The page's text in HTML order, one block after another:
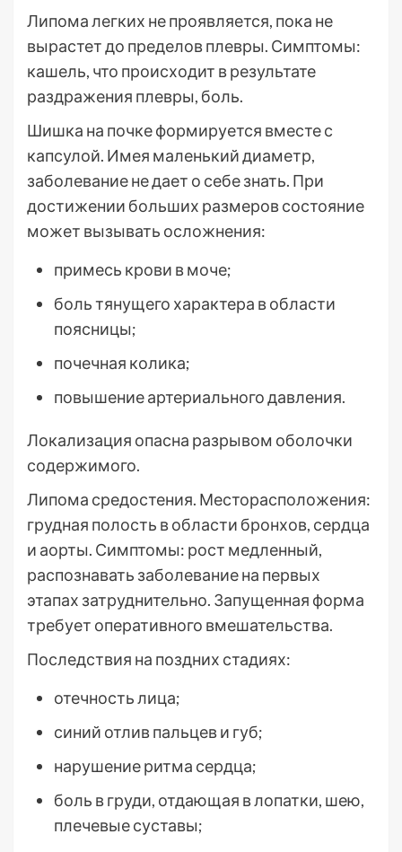
Липома легких не проявляется, пока не
вырастет до пределов плевры. Симптомы:
кашель, что происходит в результате
раздражения плевры, боль.
Шишка на почке формируется вместе с
капсулой. Имея маленький диаметр,
заболевание не дает о себе знать. При
достижении больших размеров состояние
может вызывать осложнения:
примесь крови в моче;
боль тянущего характера в области
поясницы;
почечная колика;
повышение артериального давления.
Локализация опасна разрывом оболочки
содержимого.
Липома средостения. Месторасположения:
грудная полость в области бронхов, сердца
и аорты. Симптомы: рост медленный,
распознавать заболевание на первых
этапах затруднительно. Запущенная форма
требует оперативного вмешательства.
Последствия на поздних стадиях:
отечность лица;
синий отлив пальцев и губ;
нарушение ритма сердца;
боль в груди, отдающая в лопатки, шею,
плечевые суставы;